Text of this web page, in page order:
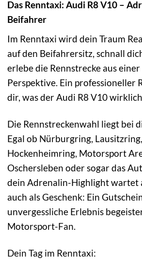
Das Renntaxi: Audi R8 V10 –
Beifahrer
Im Renntaxi wird dein Traum
auf den Beifahrersitz, schnall
erlebe die Rennstrecke aus
Perspektive. Ein professioneller
dir, was der Audi R8 V10
Die Rennstreckenwahl liegt bei
Egal ob Nürburgring, Lausitzring,
Hockenheimring, Motorsport
Oschersleben oder sogar das
dein Adrenalin-Highlight wartet
auch als Geschenk: Ein
unvergessliche Erlebnis
Motorsport-Fan.
Dein Tag im Renntaxi: